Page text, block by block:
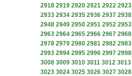
2918 2919 2920 2921 2922 2923
2933 2934 2935 2936 2937 2938
2948 2949 2950 2951 2952 2953
2963 2964 2965 2966 2967 2968
2978 2979 2980 2981 2982 2983
2993 2994 2995 2996 2997 2998
3008 3009 3010 3011 3012 3013
3023 3024 3025 3026 3027 3028